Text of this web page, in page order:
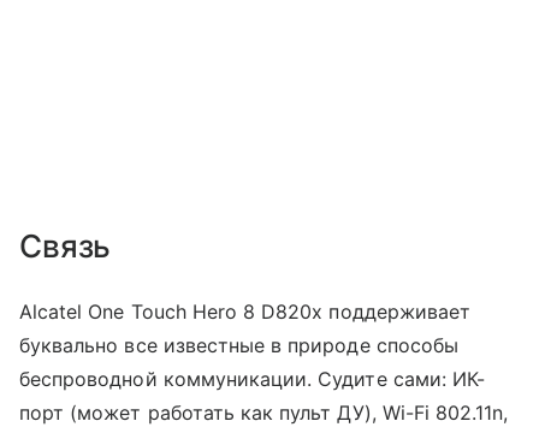
Связь
Alcatel One Touch Hero 8 D820x поддерживает
буквально все известные в природе способы
беспроводной коммуникации. Судите сами: ИК-
порт (может работать как пульт ДУ), Wi-Fi 802.11n,